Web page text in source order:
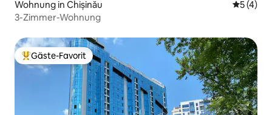
Wohnung in Chișinău
5 (4)
3-Zimmer-Wohnung
Beliebter Gäste-Favorit.
Gäste-Favorit